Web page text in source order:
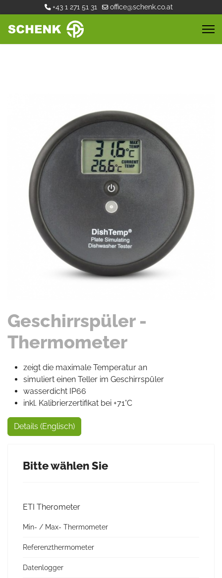
+43 1 271 51 31 office@schenk.co.at
Geschirrspüler -
Thermometer
zeigt die maximale Temperatur an
simuliert einen Teller im Geschirrspüler
wasserdicht IP66
inkl. Kalibrierzertifikat bei +71°C
Details (Englisch)
Bitte wählen Sie
ETI Therometer
Min- / Max- Thermometer
Referenzthermometer
Datenlogger